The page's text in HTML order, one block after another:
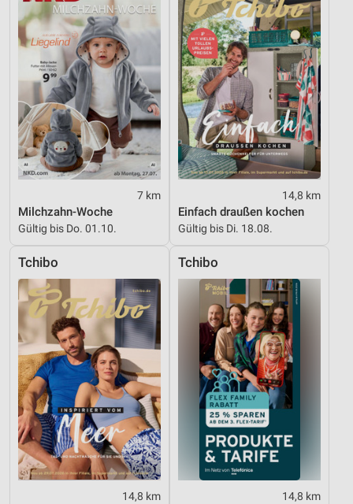
7 km
Milchzahn-Woche
Gültig bis Do. 01.10.
14,8 km
Einfach draußen kochen
Gültig bis Di. 18.08.
Tchibo
14,8 km
Tchibo
14,8 km